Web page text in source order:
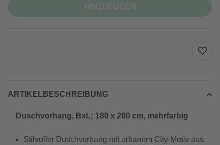
ARTIKELBESCHREIBUNG
Duschvorhang, BxL: 180 x 200 cm, mehrfarbig
Stilvoller Duschvorhang mit urbanem City-Motiv aus